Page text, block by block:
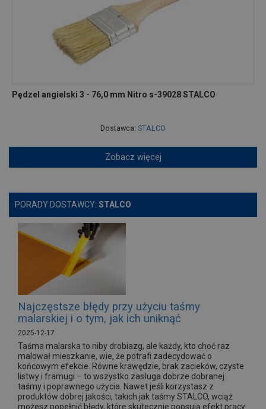
Pędzel angielski 3 - 76,0 mm Nitro s-39028 STALCO
Dostawca: STALCO
Zobacz więcej
PORADY DOSTAWCY: STALCO
Najczęstsze błędy przy użyciu taśmy
malarskiej i o tym, jak ich uniknąć
2025-12-17
Taśma malarska to niby drobiazg, ale każdy, kto choć raz
malował mieszkanie, wie, że potrafi zadecydować o
końcowym efekcie. Równe krawędzie, brak zacieków, czyste
listwy i framugi – to wszystko zasługa dobrze dobranej
taśmy i poprawnego użycia. Nawet jeśli korzystasz z
produktów dobrej jakości, takich jak taśmy STALCO, wciąż
możesz popełnić błędy, które skutecznie popsują efekt pracy.